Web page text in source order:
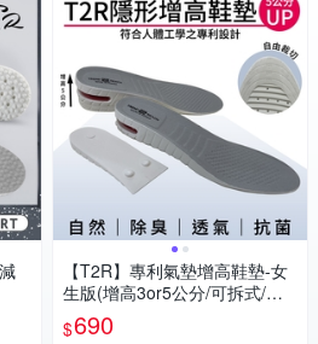
【T2R】專利氣墊增高鞋墊-女
生版(增高3or5公分/可拆式/自
由剪裁)
$690